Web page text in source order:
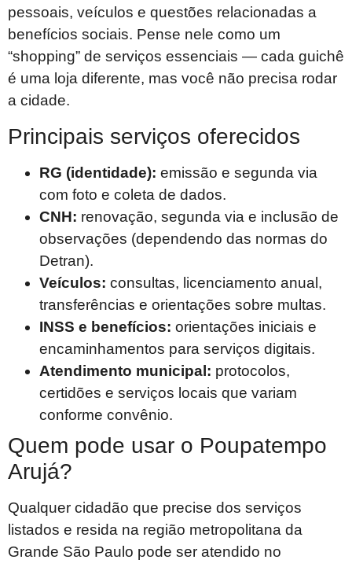
pessoais, veículos e questões relacionadas a
benefícios sociais. Pense nele como um
“shopping” de serviços essenciais — cada guichê
é uma loja diferente, mas você não precisa rodar
a cidade.
Principais serviços oferecidos
RG (identidade): emissão e segunda via
com foto e coleta de dados.
CNH: renovação, segunda via e inclusão de
observações (dependendo das normas do
Detran).
Veículos: consultas, licenciamento anual,
transferências e orientações sobre multas.
INSS e benefícios: orientações iniciais e
encaminhamentos para serviços digitais.
Atendimento municipal: protocolos,
certidões e serviços locais que variam
conforme convênio.
Quem pode usar o Poupatempo
Arujá?
Qualquer cidadão que precise dos serviços
listados e resida na região metropolitana da
Grande São Paulo pode ser atendido no